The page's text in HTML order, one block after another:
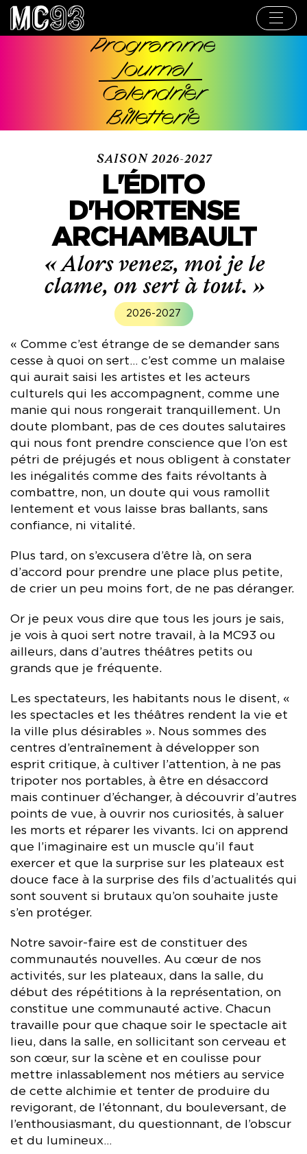
Aller
contenu
Programme
Journal
Calendrier
Billetterie
SAISON 2026-2027
L'ÉDITO
D'HORTENSE
ARCHAMBAULT
« Alors venez, moi je le
clame, on sert à tout. »
2026-2027
« Comme c’est étrange de se demander sans
cesse à quoi on sert… c’est comme un malaise
qui aurait saisi les artistes et les acteurs
culturels qui les accompagnent, comme une
manie qui nous rongerait tranquillement. Un
doute plombant, pas de ces doutes salutaires
qui nous font prendre conscience que l’on est
pétri de préjugés et nous obligent à constater
les inégalités comme des faits révoltants à
combattre, non, un doute qui vous ramollit
lentement et vous laisse bras ballants, sans
confiance, ni vitalité.
Plus tard, on s’excusera d’être là, on sera
d’accord pour prendre une place plus petite,
de crier un peu moins fort, de ne pas déranger.
Or je peux vous dire que tous les jours je sais,
je vois à quoi sert notre travail, à la MC93 ou
ailleurs, dans d’autres théâtres petits ou
grands que je fréquente.
Les spectateurs, les habitants nous le disent, «
les spectacles et les théâtres rendent la vie et
la ville plus désirables ». Nous sommes des
centres d’entraînement à développer son
esprit critique, à cultiver l’attention, à ne pas
tripoter nos portables, à être en désaccord
mais continuer d’échanger, à découvrir d’autres
points de vue, à ouvrir nos curiosités, à saluer
les morts et réparer les vivants. Ici on apprend
que l’imaginaire est un muscle qu’il faut
exercer et que la surprise sur les plateaux est
douce face à la surprise des fils d’actualités qui
sont souvent si brutaux qu’on souhaite juste
s’en protéger.
Notre savoir-faire est de constituer des
communautés nouvelles. Au cœur de nos
activités, sur les plateaux, dans la salle, du
début des répétitions à la représentation, on
constitue une communauté active. Chacun
travaille pour que chaque soir le spectacle ait
lieu, dans la salle, en sollicitant son cerveau et
son cœur, sur la scène et en coulisse pour
mettre inlassablement nos métiers au service
de cette alchimie et tenter de produire du
revigorant, de l’étonnant, du bouleversant, de
l’enthousiasmant, du questionnant, de l’obscur
et du lumineux…